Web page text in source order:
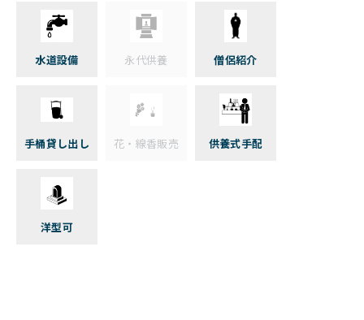
水道設備 永代供養 僧侶紹介
手桶貸し出し 花・線香販売 供養式手配
洋型可